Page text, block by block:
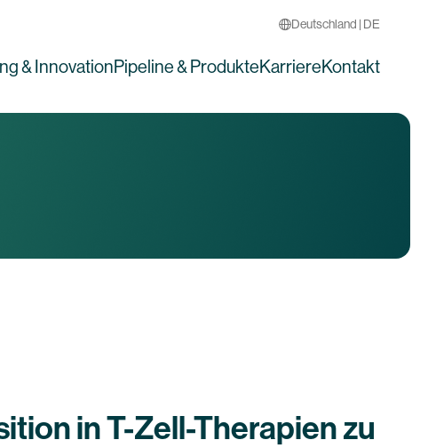
Deutschland | DE
& InnovationPipeline & ProdukteKarriereKontakt
in T-Zell-Therapien zu